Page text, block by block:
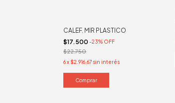
CALEF. MIR PLASTICO
$17.500 -23% OFF
$22.750
6x $2.916,67 sin interés